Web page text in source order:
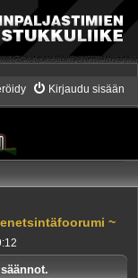
Kirjaudu sisään
~